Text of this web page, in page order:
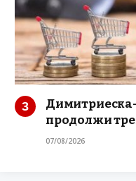
продолжи
07/08/2026